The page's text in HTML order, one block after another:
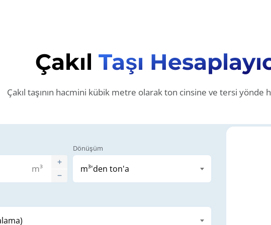
Çakıl Taşı
Çakıl taşının hacmini kübik metre olarak ton cinsine ve tersi yönde
m³
Dönüşüm